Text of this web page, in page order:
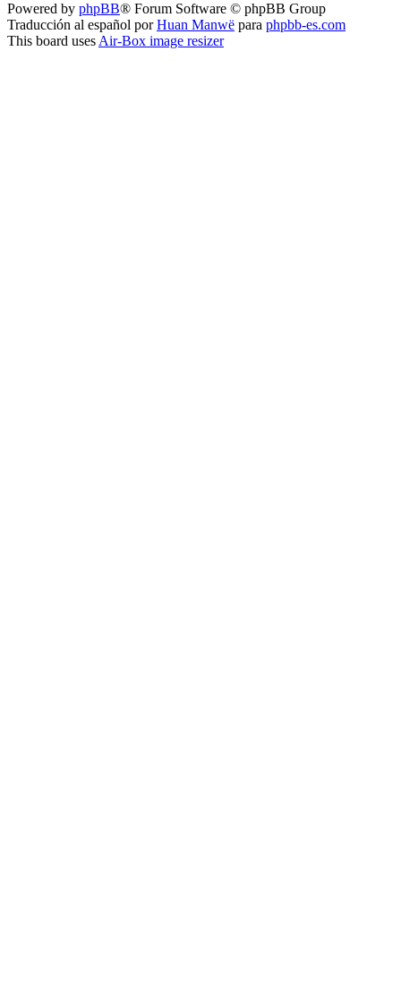
Powered by phpBB® Forum Software © phpBB Group
Traducción al español porHuan Manwë para phpbb-es.com
This board uses Air-Box image resizer